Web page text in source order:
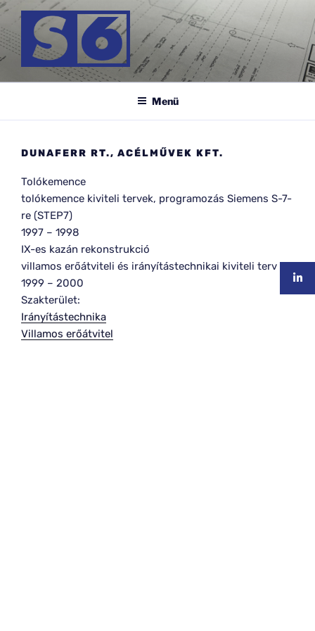
Tartalomhoz
S-6 MÉRNÖK KFT.
Menü
DUNAFERR RT., ACÉLMŰVEK KFT.
Tolókemence
tolókemence kiviteli tervek, programozás Siemens S-7-
re (STEP7)
1997 – 1998
IX-es kazán rekonstrukció
villamos erőátviteli és irányítástechnikai kiviteli terv
1999 – 2000
Szakterület:
Irányítástechnika
Villamos erőátvitel